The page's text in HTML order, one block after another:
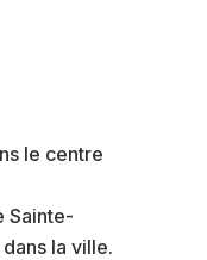
le centre
Sainte-
la ville.